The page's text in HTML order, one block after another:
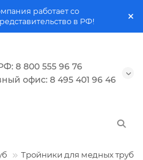
работает со
в РФ!
8 800 555 96 76
офис: 8 495 401 96 46
Тройники для медных труб